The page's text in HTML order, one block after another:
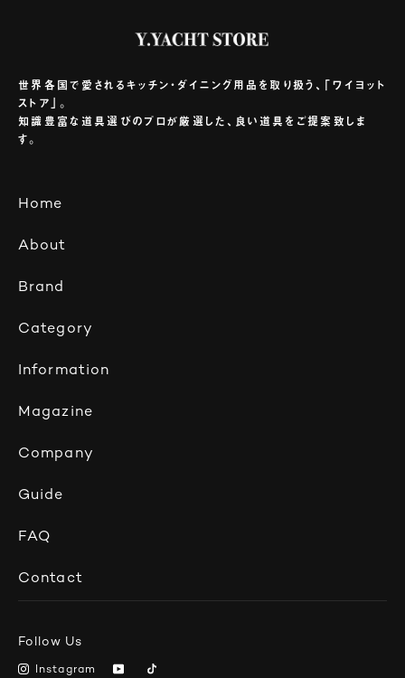
世界各国で愛されるキッチン・ダイニング用品を取り扱う、「ワイヨット
ストア」。
知識豊富な道具選びのプロが厳選した、良い道具をご提案致しま
す。
Home
Brand
Information
Company
FAQ
About
Category
Magazine
Guide
Contact
Follow Us
Instagram